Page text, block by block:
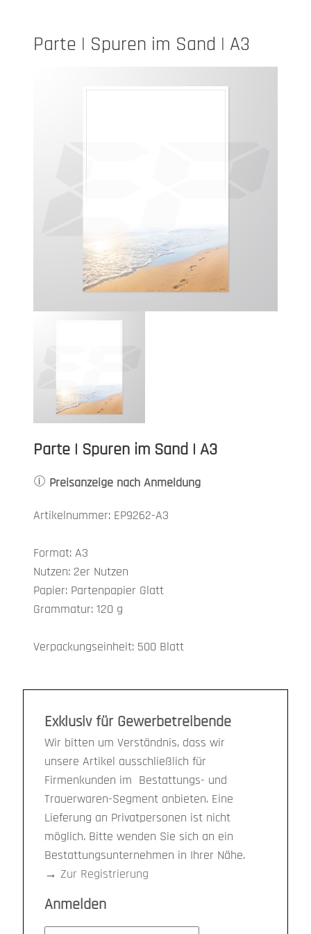
Parte | Spuren im Sand | A3
Parte | Spuren im Sand | A3
Preisanzeige nach Anmeldung
Artikelnummer: EP9262-A3
Format: A3
Nutzen: 2er Nutzen
Papier: Partenpapier Glatt
Grammatur: 120 g
Verpackungseinheit: 500 Blatt
Exklusiv für Gewerbetreibende
Wir bitten um Verständnis, dass wir
unsere Artikel ausschließlich für
Firmenkunden im Bestattungs- und
Trauerwaren-Segment anbieten. Eine
Lieferung an Privatpersonen ist nicht
möglich. Bitte wenden Sie sich an ein
Bestattungsunternehmen in Ihrer Nähe.
→ Zur Registrierung
Anmelden